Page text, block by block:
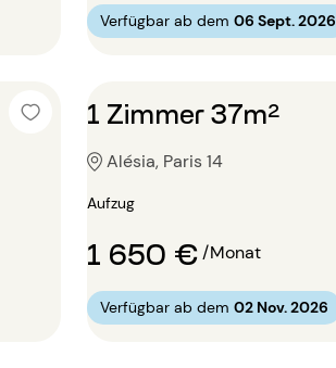
Verfügbar ab dem 06 Sept. 2026
1 Zimmer 37m²
Alésia, Paris 14
Aufzug
1 650 €/Monat
Verfügbar ab dem 02 Nov. 2026